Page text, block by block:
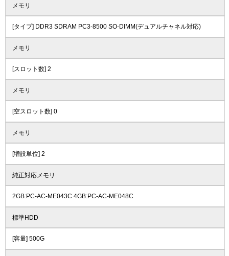
メモリ
[タイプ] DDR3 SDRAM PC3-8500 SO-DIMM(デュアルチャネル対応)
メモリ
[スロット数] 2
メモリ
[空スロット数] 0
メモリ
[増設単位] 2
純正対応メモリ
2GB:PC-AC-ME043C 4GB:PC-AC-ME048C
標準HDD
[容量] 500G